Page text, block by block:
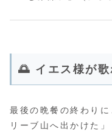
🌅 イエス様が
最後の晩餐の終わり
リーブ山へ出かけた